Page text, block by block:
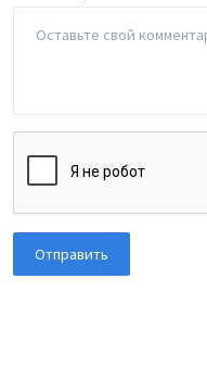
Отправить